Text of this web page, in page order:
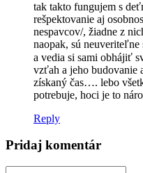
tak takto fungujem s
rešpektovanie aj
nespavcov/, žiadne z
naopak, sú neuveriteľne
a vedia si sami obhájiť
vzťah a jeho budovanie
získaný čas…. lebo
potrebuje, hoci je to
Reply
Pridaj komentár